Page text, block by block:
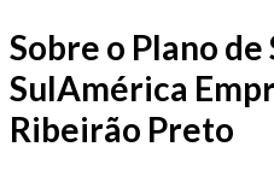
Sobre o Plano de
SulAmérica
Ribeirão Preto